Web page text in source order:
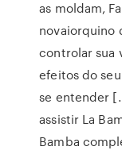
as moldam,
novaiorquino
controlar sua
efeitos do
se entender
assistir La
Bamba